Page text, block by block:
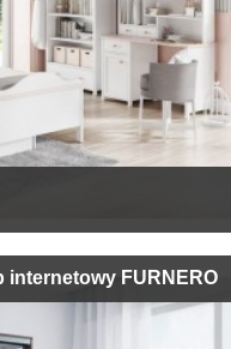
internetowy FURNERO